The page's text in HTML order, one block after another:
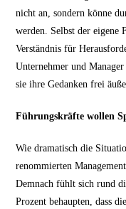
nicht an, sondern könne
werden. Selbst der eigene
Verständnis für
Unternehmer und
sie ihre Gedanken frei
Führungskräfte wollen
Wie dramatisch die
renommierten
Demnach fühlt sich rund
Prozent behaupten, dass